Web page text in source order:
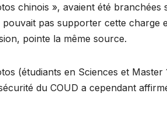
chinois », avaient été branchées
pas supporter cette charge
pointe la même source.
(étudiants en Sciences et
du COUD a cependant